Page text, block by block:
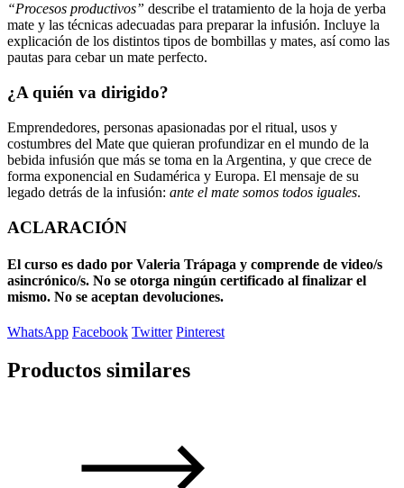
“Procesos productivos” describe el tratamiento de la hoja de yerba
mate y las técnicas adecuadas para preparar la infusión. Incluye la
explicación de los distintos tipos de bombillas y mates, así como las
pautas para cebar un mate perfecto.
¿A quién va dirigido?
Emprendedores, personas apasionadas por el ritual, usos y
costumbres del Mate que quieran profundizar en el mundo de la
bebida infusión que más se toma en la Argentina, y que crece de
forma exponencial en Sudamérica y Europa. El mensaje de su
legado detrás de la infusión: ante el mate somos todos iguales.
ACLARACIÓN
El curso es dado por Valeria Trápaga y comprende de video/s
asincrónico/s. No se otorga ningún certificado al finalizar el
mismo. No se aceptan devoluciones.
WhatsApp Facebook Twitter Pinterest
Productos similares